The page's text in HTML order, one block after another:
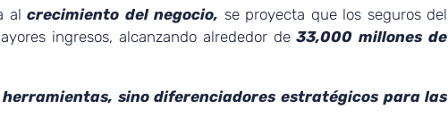
alcrecimiento del negocio, se proyecta que los seguros del
ingresos, alcanzando alrededor de33,000 millones de
herramientas, sino diferenciadores estratégicos para las